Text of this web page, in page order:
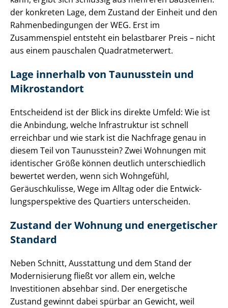
der konkreten Lage, dem Zustand der Einheit und den
Rah­men­be­din­gun­gen der WEG. Erst im
Zusammenspiel entsteht ein belastbarer Preis – nicht
aus einem pauschalen Qua­drat­me­ter­wert.
Lage innerhalb von Taunusstein und
Mikrostandort
Entscheidend ist der Blick ins direkte Umfeld: Wie ist
die Anbindung, welche Infrastruktur ist schnell
erreichbar und wie stark ist die Nachfrage genau in
diesem Teil von Taunusstein? Zwei Wohnungen mit
identischer Größe können deutlich unterschiedlich
bewertet werden, wenn sich Wohngefühl,
Geräuschkulisse, Wege im Alltag oder die Ent­wick­
lungs­per­spek­ti­ve des Quartiers unterscheiden.
Zustand der Wohnung und energetischer
Standard
Neben Schnitt, Ausstattung und dem Stand der
Modernisierung fließt vor allem ein, welche
Investitionen absehbar sind. Der energetische
Zustand gewinnt dabei spürbar an Gewicht, weil